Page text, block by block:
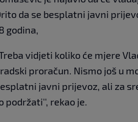
da se besplatni javni
godina,
vidjeti koliko će mjere
proračun. Nismo još u
javni prijevoz, ali za
podržati'', rekao je.